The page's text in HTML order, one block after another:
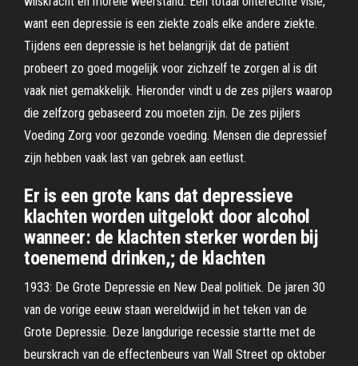
want een depressie is een ziekte zoals elke andere ziekte.
Tijdens een depressie is het belangrijk dat de patiënt
probeert zo goed mogelijk voor zichzelf te zorgen al is dit
vaak niet gemakkelijk. Hieronder vindt u de zes pijlers waarop
die zelfzorg gebaseerd zou moeten zijn. De zes pijlers
Voeding Zorg voor gezonde voeding. Mensen die depressief
zijn hebben vaak last van gebrek aan eetlust.
Er is een grote kans dat depressieve
klachten worden uitgelokt door alcohol
wanneer: de klachten sterker worden bij
toenemend drinken,; de klachten
1933: De Grote Depressie en New Deal politiek. De jaren 30
van de vorige eeuw staan wereldwijd in het teken van de
Grote Depressie. Deze langdurige recessie startte met de
beurskrach van de effectenbeurs van Wall Street op oktober